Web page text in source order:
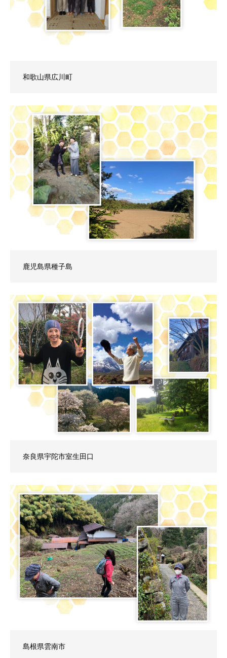
和歌山県広川町
鹿児島県種子島
奈良県宇陀市室生田口
島根県雲南市